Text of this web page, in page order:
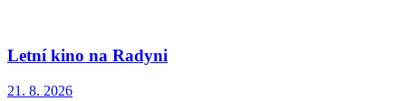
Letní kino na Radyni
21. 8. 2026